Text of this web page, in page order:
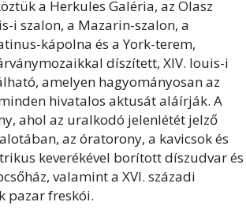
a Herkules Galéria, az Olasz
i szalon, a Mazarin-szalon, a
kápolna és a York-terem,
díszített, XIV. louis-i
amelyen hagyományosan az
hivatalos aktusát aláírják. A
ahol az uralkodó jelenlétét jelző
az óratorony, a kavicsok és
keverékével borított díszudvar és
valamint a XVI. századi
pazar freskói.